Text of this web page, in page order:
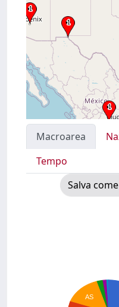
Macroarea
Tempo
Salva
AS